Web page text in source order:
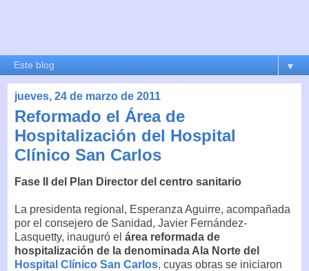
▼
jueves, 24 de marzo de 2011
Reformado el Área de
Hospitalización del Hospital
Clínico San Carlos
Fase II del Plan Director del centro sanitario
La presidenta regional, Esperanza Aguirre, acompañada
por el consejero de Sanidad, Javier Fernández-
Lasquetty, inauguró el área reformada de
hospitalización de la denominada Ala Norte del
Hospital Clínico San Carlos, cuyas obras se iniciaron